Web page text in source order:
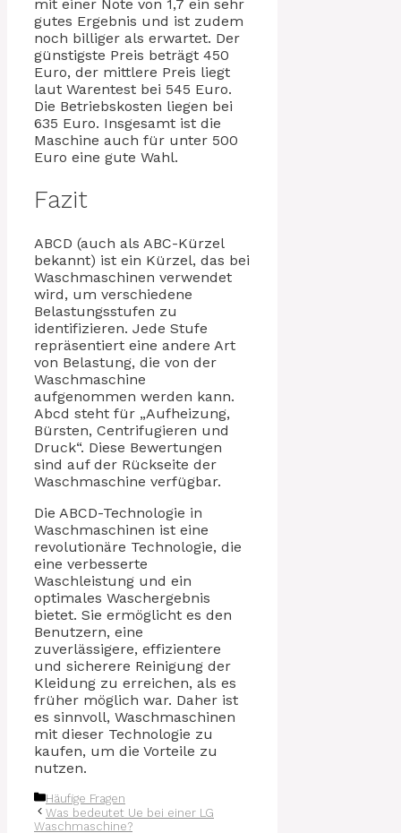
mit einer Note von 1,7 ein sehr
gutes Ergebnis und ist zudem
noch billiger als erwartet. Der
günstigste Preis beträgt 450
Euro, der mittlere Preis liegt
laut Warentest bei 545 Euro.
Die Betriebskosten liegen bei
635 Euro. Insgesamt ist die
Maschine auch für unter 500
Euro eine gute Wahl.
Fazit
ABCD (auch als ABC-Kürzel
bekannt) ist ein Kürzel, das bei
Waschmaschinen verwendet
wird, um verschiedene
Belastungsstufen zu
identifizieren. Jede Stufe
repräsentiert eine andere Art
von Belastung, die von der
Waschmaschine
aufgenommen werden kann.
Abcd steht für „Aufheizung,
Bürsten, Centrifugieren und
Druck“. Diese Bewertungen
sind auf der Rückseite der
Waschmaschine verfügbar.
Die ABCD-Technologie in
Waschmaschinen ist eine
revolutionäre Technologie, die
eine verbesserte
Waschleistung und ein
optimales Waschergebnis
bietet. Sie ermöglicht es den
Benutzern, eine
zuverlässigere, effizientere
und sicherere Reinigung der
Kleidung zu erreichen, als es
früher möglich war. Daher ist
es sinnvoll, Waschmaschinen
mit dieser Technologie zu
kaufen, um die Vorteile zu
nutzen.
Kategorien
Häufige Fragen
Was bedeutet Ue bei einer LG
Waschmaschine?